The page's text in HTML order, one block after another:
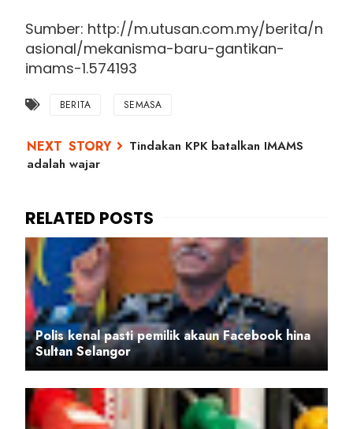
Sumber: http://m.utusan.com.my/berita/n
asional/mekanisma-baru-gantikan-
imams-1.574193
BERITA SEMASA
Tindakan KPK batalkan IMAMS
adalah wajar
Polis kenal pasti pemilik akaun Facebook hina
Sultan Selangor